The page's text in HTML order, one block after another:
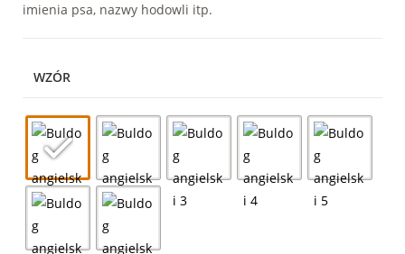
imienia psa, nazwy hodowli itp.
WZÓR